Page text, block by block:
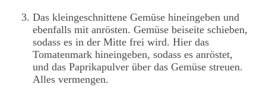
Das kleingeschnittene Gemüse hineingeben und
ebenfalls mit anrösten. Gemüse beiseite schieben,
sodass es in der Mitte frei wird. Hier das
Tomatenmark hineingeben, sodass es anröstet,
und das Paprikapulver über das Gemüse streuen.
Alles vermengen.